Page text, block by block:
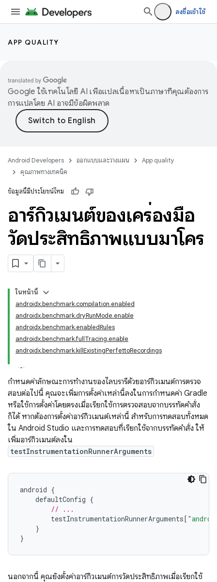
ลงชื่อเข้าใช้
APP QUALITY
Google ใช้เทคโนโลยี AI เพื่อแปลเนื้อหาเป็นภาษาที่คุณต้องการ
การแปลโดย AI อาจมีข้อผิดพลาด
Android Developers ออกแบบและวางแผน
App quality
คุณภาพทางเทคนิค
ข้อมูลนี้มีประโยชน์ไหม
อาร์กิวเมนต์ของเครื่องมือ
วัดประสิทธิภาพแบบมาโคร
ในหน้านี้
androidx.benchmark.compilation.enabled
androidx.benchmark.dryRunMode.enable
androidx.benchmark.enabledRules
androidx.benchmark.fullTracing.enable
androidx.benchmark.killExistingPerfettoRecordings
กำหนดค่าลักษณะการทำงานของไลบรารีด้วยอาร์กิวเมนต์การตรวจ
สอบต่อไปนี้ คุณจะเพิ่มการตั้งค่าเหล่านี้ลงในการกำหนดค่า Gradle
หรือใช้การตั้งค่าโดยตรงเมื่อเรียกใช้การตรวจสอบจากบรรทัดคำสั่ง
ก็ได้ หากต้องการตั้งค่าอาร์กิวเมนต์เหล่านี้ สำหรับการทดสอบทั้งหมด
ใน Android Studio และการทดสอบที่เรียกใช้จากบรรทัดคำสั่ง ให้
เพิ่มอาร์กิวเมนต์ลงใน
testInstrumentationRunnerArguments
android {
defaultConfig {
// ...
testInstrumentationRunnerArguments[
}
}
นอกจากนี้ คุณยังตั้งค่าอาร์กิวเมนต์การวัดประสิทธิภาพเมื่อเรียกใช้